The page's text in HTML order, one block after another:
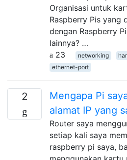
Organisasi untuk
Raspberry Pis yang
dengan Raspberry
lainnya? …
23
networking
ethernet-port
2
Mengapa Pi
alamat IP yang
Router saya
setiap kali saya
raspberry pi saya,